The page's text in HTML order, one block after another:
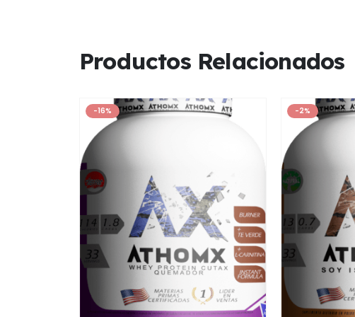
Productos Relacionados
-16% -2%